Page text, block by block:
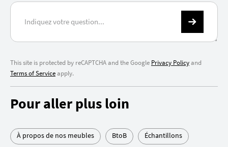
This site is protected by reCAPTCHA and the Google Privacy Policyand
Terms of Serviceapply.
Pour aller plus loin
À propos de nos meubles BtoB Échantillons